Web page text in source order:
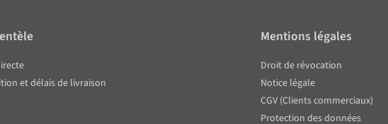
et délais de livraison
Mentions légales
Droit de révocation
Notice légale
CGV (Clients commerciaux)
Protection des données